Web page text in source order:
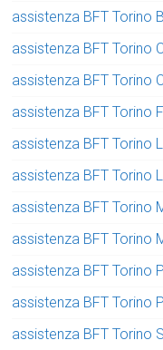
assistenza BFT Torino
assistenza BFT Torino
assistenza BFT Torino
assistenza BFT Torino
assistenza BFT Torino
assistenza BFT Torino
assistenza BFT Torino
assistenza BFT Torino
assistenza BFT Torino
assistenza BFT Torino
assistenza BFT Torino